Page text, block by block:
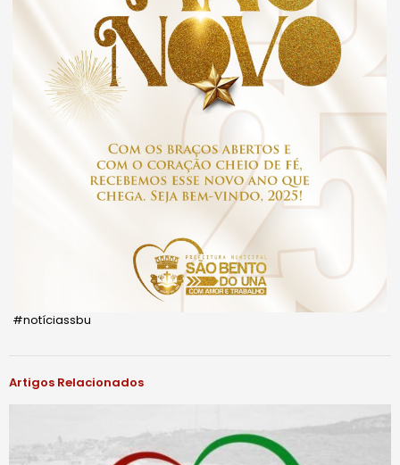
#notíciassbu
Artigos Relacionados